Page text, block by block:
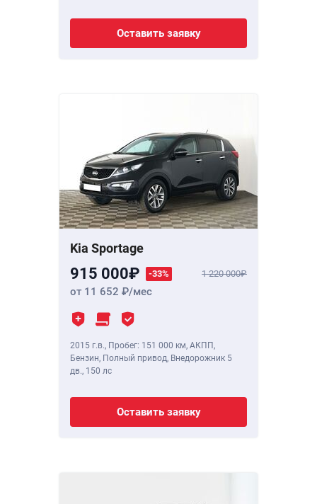
Оставить заявку
Kia Sportage
915 000 -33% 1 220 000
от 11 652 /мес
2015 г.в., Пробег: 151 000 км, АКПП,
Бензин, Полный привод, Внедорожник 5
дв., 150 лс
Оставить заявку